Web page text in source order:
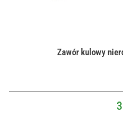
Zawór kulowy